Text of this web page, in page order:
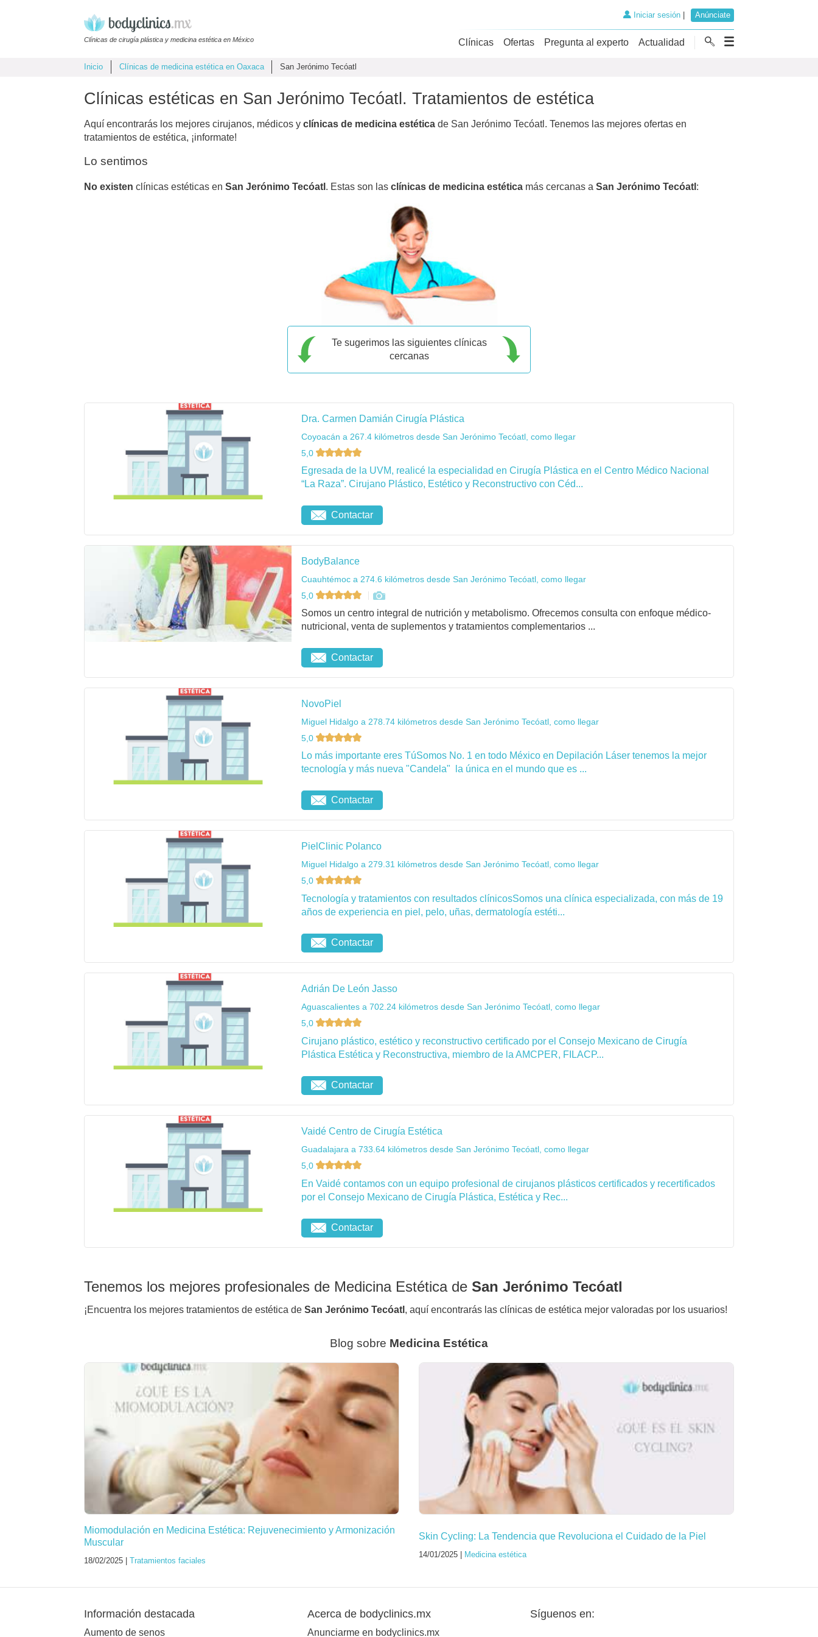
Clínicas de cirugía plástica y medicina estética en México
Iniciar sesión| Anúnciate
Clínicas Ofertas Pregunta al experto Actualidad
Inicio Clínicas de medicina estética en Oaxaca San Jerónimo Tecóatl
Clínicas estéticas en San Jerónimo Tecóatl. Tratamientos de estética
Aquí encontrarás los mejores cirujanos, médicos y clínicas de medicina estética de San Jerónimo Tecóatl. Tenemos las mejores ofertas en
tratamientos de estética, ¡informate!
Lo sentimos
No existen clínicas estéticas en San Jerónimo Tecóatl . Estas son las clínicas de medicina estética más cercanas a San Jerónimo Tecóatl :
Te sugerimos las siguientes clínicas
cercanas
Dra. Carmen Damián Cirugía Plástica
Coyoacán a 267.4 kilómetros desde San Jerónimo Tecóatl, como llegar
5,0
Egresada de la UVM, realicé la especialidad en Cirugía Plástica en el Centro Médico Nacional
“La Raza”. Cirujano Plástico, Estético y Reconstructivo con Céd...
Contactar
BodyBalance
Cuauhtémoc a 274.6 kilómetros desde San Jerónimo Tecóatl, como llegar
5,0
Somos un centro integral de nutrición y metabolismo. Ofrecemos consulta con enfoque médico-
nutricional, venta de suplementos y tratamientos complementarios ...
Contactar
NovoPiel
Miguel Hidalgo a 278.74 kilómetros desde San Jerónimo Tecóatl, como llegar
5,0
Lo más importante eres TúSomos No. 1 en todo México en Depilación Láser tenemos la mejor
tecnología y más nueva "Candela" la única en el mundo que es ...
Contactar
PielClinic Polanco
Miguel Hidalgo a 279.31 kilómetros desde San Jerónimo Tecóatl, como llegar
5,0
Tecnología y tratamientos con resultados clínicosSomos una clínica especializada, con más de 19
años de experiencia en piel, pelo, uñas, dermatología estéti...
Contactar
Adrián De León Jasso
Aguascalientes a 702.24 kilómetros desde San Jerónimo Tecóatl, como llegar
5,0
Cirujano plástico, estético y reconstructivo certificado por el Consejo Mexicano de Cirugía
Plástica Estética y Reconstructiva, miembro de la AMCPER, FILACP...
Contactar
Vaidé Centro de Cirugía Estética
Guadalajara a 733.64 kilómetros desde San Jerónimo Tecóatl, como llegar
5,0
En Vaidé contamos con un equipo profesional de cirujanos plásticos certificados y recertificados
por el Consejo Mexicano de Cirugía Plástica, Estética y Rec...
Contactar
Tenemos los mejores profesionales de Medicina Estética de San Jerónimo Tecóatl
¡Encuentra los mejores tratamientos de estética de San Jerónimo Tecóatl , aquí encontrarás las clínicas de estética mejor valoradas por los usuarios!
Blog sobre Medicina Estética
Miomodulación en Medicina Estética: Rejuvenecimiento y Armonización
Muscular
18/02/2025 | Tratamientos faciales
Skin Cycling: La Tendencia que Revoluciona el Cuidado de la Piel
14/01/2025 | Medicina estética
Información destacada
Aumento de senos
Acerca de bodyclinics.mx
Anunciarme en bodyclinics.mx
Síguenos en: